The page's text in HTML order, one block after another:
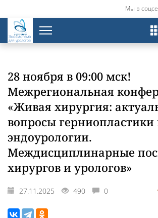
Мы в
Экосистема
для урологов
28 ноября в 09:00 мск!
Межрегиональная
«Живая хирургия:
вопросы герниопластики
эндоурологии.
Междисциплинарные
хирургов и урологов»
27.11.2025 490 0